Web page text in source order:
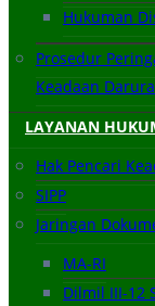
Hukuman
Prosedur
Keadaan
LAYANAN
Hak Pencari
SIPP
Jaringan
MA-RI
Dilmil III-12